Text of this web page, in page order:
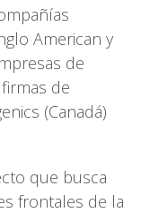
American y
de
de
(Canadá)
que busca
frontales de la